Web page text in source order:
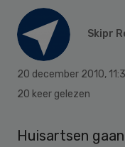
Skipr
20 december 2010,
20 keer gelezen
Huisartsen